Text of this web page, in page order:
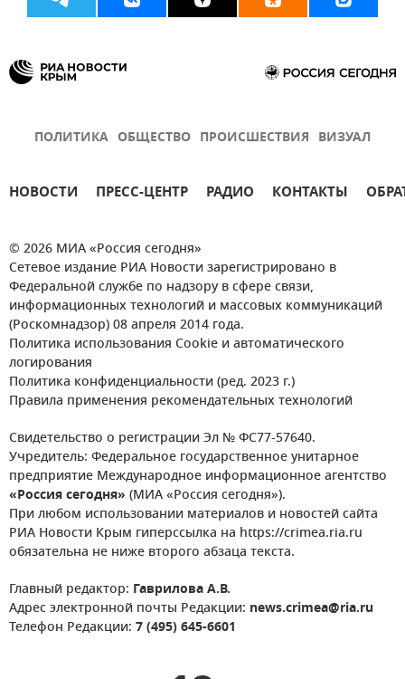
ПОЛИТИКА ОБЩЕСТВО ПРОИСШЕСТВИЯ ВИЗУАЛ
НОВОСТИ ПРЕСС-ЦЕНТР РАДИО КОНТАКТЫ
© 2026 МИА «Россия сегодня»
Сетевое издание РИА Новости зарегистрировано в
Федеральной службе по надзору в сфере связи,
информационных технологий и массовых коммуникаций
(Роскомнадзор) 08 апреля 2014 года.
Политика использования Cookie и автоматического
логирования
Политика конфиденциальности (ред. 2023 г.)
Правила применения рекомендательных технологий
Свидетельство о регистрации Эл № ФС77-57640.
Учредитель: Федеральное государственное унитарное
предприятие Международное информационное агентство
«Россия сегодня» (МИА «Россия сегодня»).
При любом использовании материалов и новостей сайта
РИА Новости Крым гиперссылка на https://crimea.ria.ru
обязательна не ниже второго абзаца текста.
Главный редактор: Гаврилова А.В.
Адрес электронной почты Редакции: news.crimea@ria.ru
Телефон Редакции: 7 (495) 645-6601